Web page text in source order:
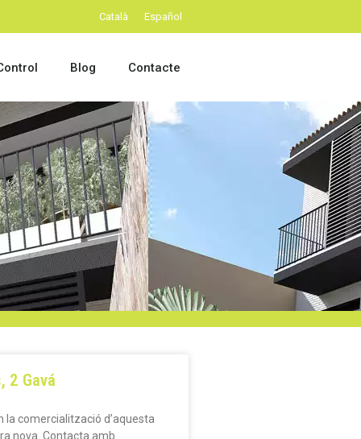
Català Español
Blog Contacte
2 Gavá
la comercialització d’aquesta
nova. Contacta amb